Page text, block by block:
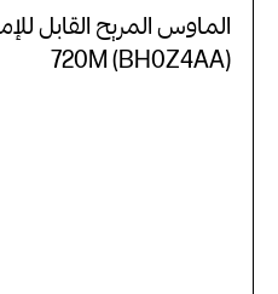
720M (BH0Z4AA)